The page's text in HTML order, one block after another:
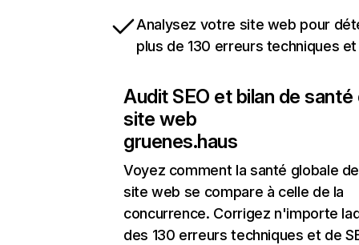
Analysez votre site web pour
plus de 130 erreurs techniques et
Audit SEO et bilan de santé
site web
gruenes.haus
Voyez comment la santé globale
site web se compare à celle de la
concurrence. Corrigez n'importe
des 130 erreurs techniques et de